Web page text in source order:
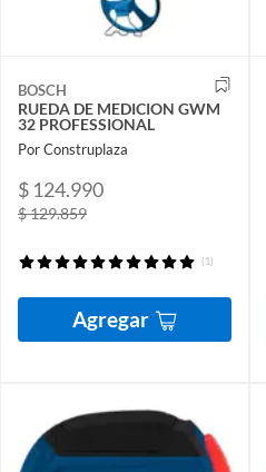
BOSCH
RUEDA DE MEDICION GWM
32 PROFESSIONAL
Por Construplaza
$ 124.990
$ 129.859
(1)
Agregar